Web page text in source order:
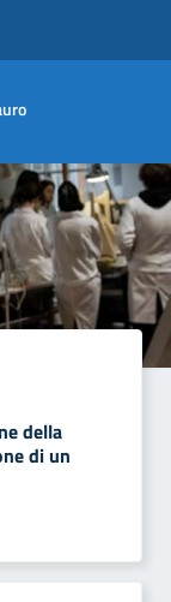
della
di un